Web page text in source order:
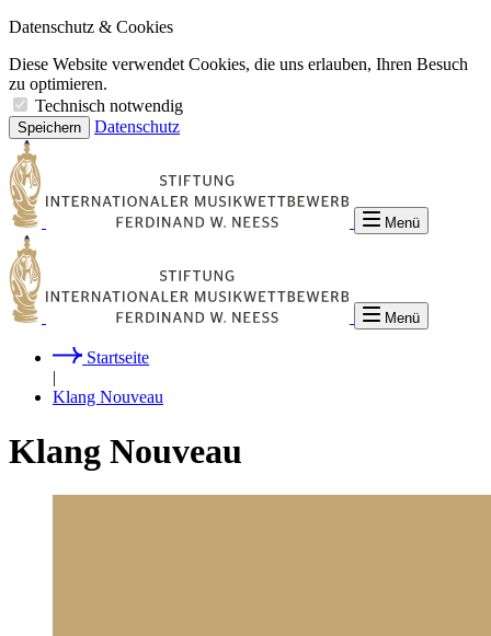
Datenschutz & Cookies
Diese Website verwendet Cookies, die uns erlauben, Ihren Besuch
zu optimieren.
Technisch notwendig
Speichern Datenschutz
Menü
Menü
Startseite
Klang Nouveau
Klang Nouveau